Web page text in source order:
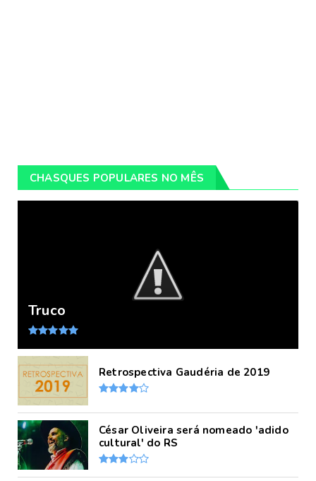
CHASQUES POPULARES NO MÊS
Truco
Retrospectiva Gaudéria de 2019
César Oliveira será nomeado 'adido
cultural' do RS